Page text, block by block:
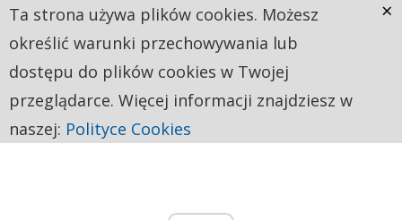
Ta strona używa plików cookies. Możesz
określić warunki przechowywania lub
dostępu do plików cookies w Twojej
przeglądarce. Więcej informacji znajdziesz w
naszej: Polityce Cookies
×